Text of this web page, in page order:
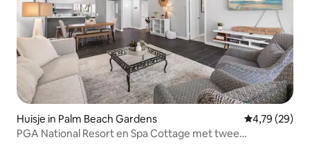
Huisje in Palm Beach Gardens Gemiddelde
4,79 (29)
PGA National Resort en Spa Cottage met twee